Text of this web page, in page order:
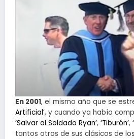
En 2001, el mismo año que se
Artificial’, y cuando ya había
‘Salvar al Soldado Ryan’, ‘Tiburón’,
tantos otros de sus clásicos de